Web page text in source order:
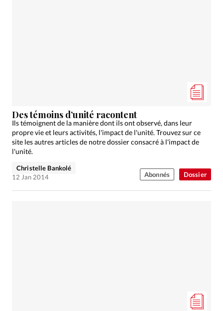
Dossier
Des témoins d’unité racontent
Ils témoignent de la manière dont ils ont observé, dans leur
propre vie et leurs activités, l'impact de l'unité. Trouvez sur ce
site les autres articles de notre dossier consacré à l'impact de
l'unité.
Christelle Bankolé
12 Jan 2014
Abonnés